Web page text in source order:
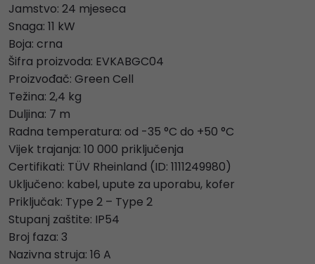
Jamstvo: 24 mjeseca
Snaga: 11 kW
Boja: crna
Šifra proizvoda: EVKABGC04
Proizvođač: Green Cell
Težina: 2,4 kg
Duljina: 7 m
Radna temperatura: od -35 °C do +50 °C
Vijek trajanja: 10 000 priključenja
Certifikati: TÜV Rheinland (ID: 1111249980)
Uključeno: kabel, upute za uporabu, kofer
Priključak: Type 2 – Type 2
Stupanj zaštite: IP54
Broj faza: 3
Nazivna struja: 16 A